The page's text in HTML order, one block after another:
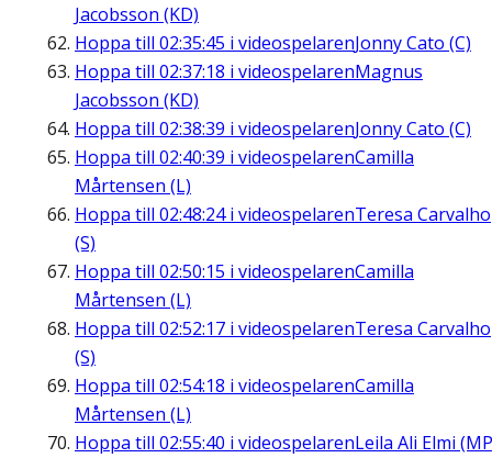
Jacobsson (KD)
Hoppa till 02:35:45 i videospelarenJonny Cato (C)
Hoppa till 02:37:18 i videospelarenMagnus
Jacobsson (KD)
Hoppa till 02:38:39 i videospelarenJonny Cato (C)
Hoppa till 02:40:39 i videospelarenCamilla
Mårtensen (L)
Hoppa till 02:48:24i videospelarenTeresa Carvalho
(S)
Hoppa till 02:50:15 i videospelarenCamilla
Mårtensen (L)
Hoppa till 02:52:17 i videospelarenTeresa Carvalho
(S)
Hoppa till 02:54:18 i videospelarenCamilla
Mårtensen (L)
Hoppa till 02:55:40 i videospelarenLeila Ali Elmi